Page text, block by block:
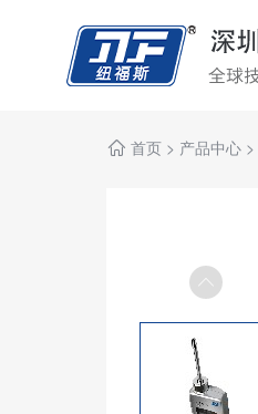
首页 > 产品中心 >